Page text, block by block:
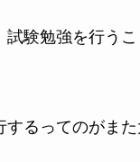
試験勉強を行う
るってのがまた